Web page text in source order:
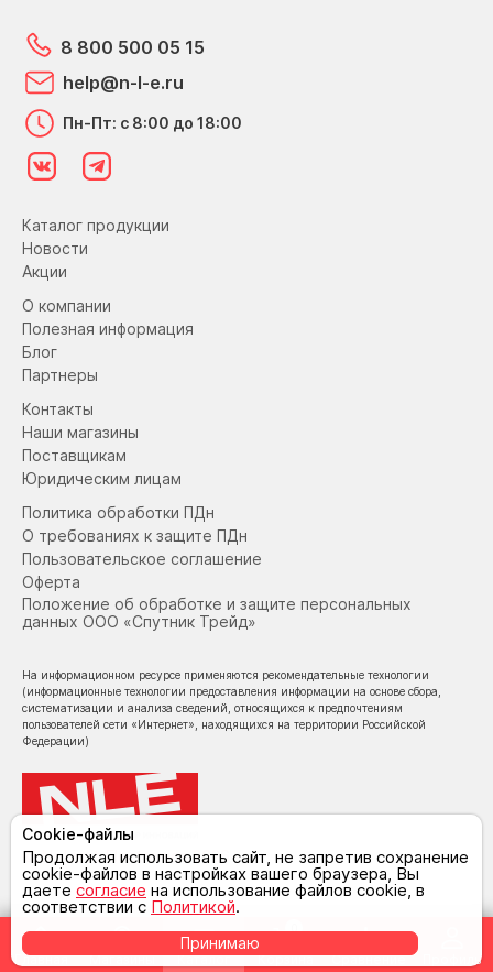
Каталог продукции
Новости
Акции
О компании
Полезная информация
Блог
Партнеры
Контакты
Наши магазины
Поставщикам
Юридическим лицам
Политика обработки ПДн
О требованиях к защите ПДн
Пользовательское соглашение
Оферта
Положение об обработке и защите персональных
данных ООО «Спутник Трейд»
8 800 500 05 15
help@n-l-e.ru
Пн-Пт: с 8:00 до 18:00
© NoLimit Electronics 2026
На информационном ресурсе применяются рекомендательные технологии
(информационные технологии предоставления информации на основе сбора,
систематизации и анализа сведений, относящихся к предпочтениям
пользователей сети «Интернет», находящихся на территории Российской
Федерации)
Cookie-файлы
Продолжая использовать сайт, не запретив сохранение
cookie-файлов в настройках вашего браузера, Вы
даете согласие на использование файлов cookie, в
соответствии с Политикой.
Принимаю
Главная Магазины Каталог Корзина Сравнение Профиль